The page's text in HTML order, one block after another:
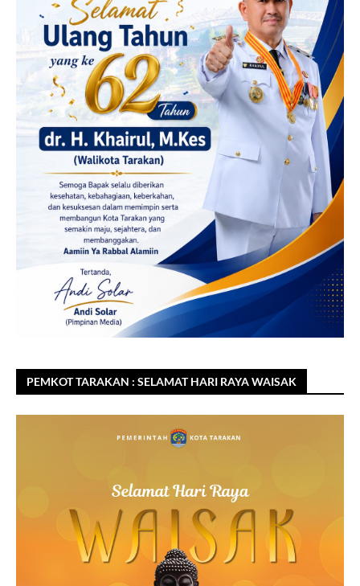
PEMKOT TARAKAN : SELAMAT HARI RAYA WAISAK